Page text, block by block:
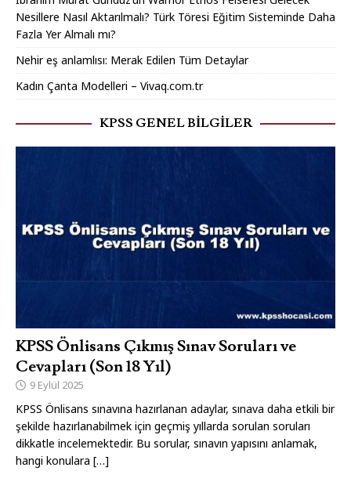
Nesillere Nasıl Aktarılmalı? Türk Töresi Eğitim Sisteminde Daha
Fazla Yer Almalı mı?
Nehir eş anlamlısı: Merak Edilen Tüm Detaylar
Kadın Çanta Modelleri – Vivaq.com.tr
KPSS GENEL BILGILER
KPSS Önlisans Çıkmış Sınav Soruları ve
Cevapları (Son 18 Yıl)
9 Eylül 2025
KPSS Önlisans sınavına hazırlanan adaylar, sınava daha etkili bir
şekilde hazırlanabilmek için geçmiş yıllarda sorulan soruları
dikkatle incelemektedir. Bu sorular, sınavın yapısını anlamak,
hangi konulara […]